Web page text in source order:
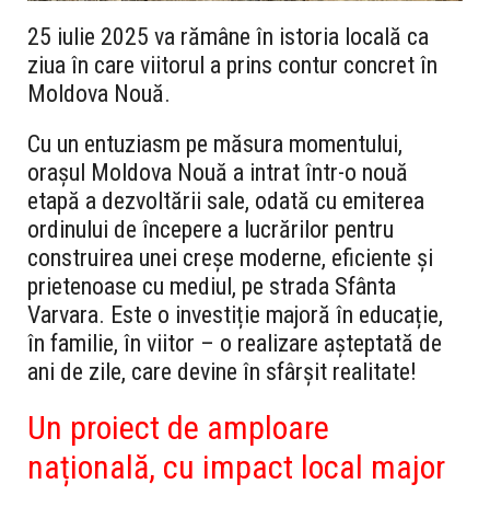
25 iulie 2025 va rămâne în istoria locală ca
ziua în care viitorul a prins contur concret în
Moldova Nouă.
Cu un entuziasm pe măsura momentului,
orașul Moldova Nouă a intrat într-o nouă
etapă a dezvoltării sale, odată cu emiterea
ordinului de începere a lucrărilor pentru
construirea unei creșe moderne, eficiente și
prietenoase cu mediul, pe strada Sfânta
Varvara. Este o investiție majoră în educație,
în familie, în viitor – o realizare așteptată de
ani de zile, care devine în sfârșit realitate!
Un proiect de amploare
națională, cu impact local major